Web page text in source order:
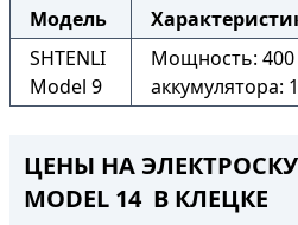
Модель
SHTENLI
Model 9
Мощность: 400
аккумулятора:
ЦЕНЫ НА
MODEL 14 В КЛЕЦКЕ